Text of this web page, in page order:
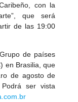
con la
que será
de las 19:00
de países
en Brasilia, que
de agosto de
ser vista